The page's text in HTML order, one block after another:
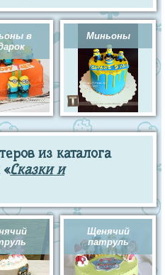
в
Миньоны
из каталога
«Сказки и
Щенячий
патруль